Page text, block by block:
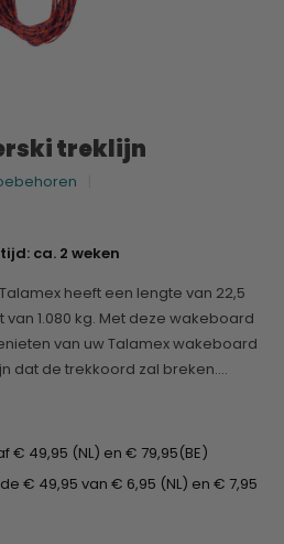
treklijn
ca. 2 weken
heeft een lengte van 22,5
1.080 kg. Met deze wakeboard
van uw Talamex wakeboard
dat de trekkoord zal breken....
€ 49,95 (NL) en € 79,95(BE)
€ 49,95 van € 6,95 (NL) en € 7,95